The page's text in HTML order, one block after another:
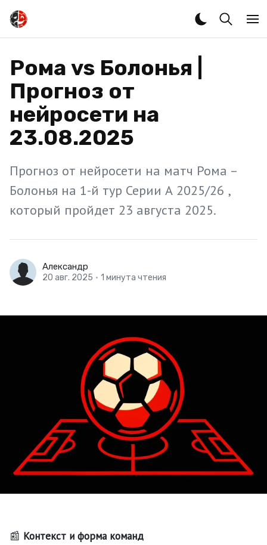
Рома vs Болонья |
Прогноз от
нейросети на
23.08.2025
Прогноз от нейросети на матч Рома –
Болонья на 1-й тур Серии А 2025/26 ,
который пройдет 23 августа 2025.
Александр
20 авг. 2025 • 1 минута чтения
📰 Контекст и форма команд